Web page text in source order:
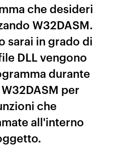
che desideri
W32DASM.
sarai in grado di
DLL vengono
durante
per
che
all'interno